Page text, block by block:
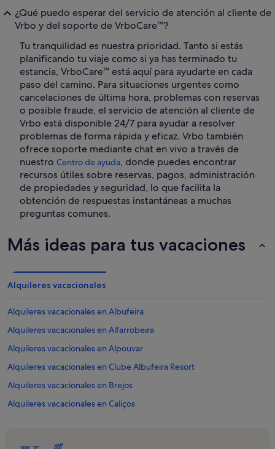
¿Qué puedo esperar del servicio de atención al cliente de
Vrbo y del soporte de VrboCare™?
Tu tranquilidad es nuestra prioridad. Tanto si estás
planificando tu viaje como si ya has terminado tu
estancia, VrboCare™ está aquí para ayudarte en cada
paso del camino. Para situaciones urgentes como
cancelaciones de última hora, problemas con reservas
o posible fraude, el servicio de atención al cliente de
Vrbo está disponible 24/7 para ayudar a resolver
problemas de forma rápida y eficaz. Vrbo también
ofrece soporte mediante chat en vivo a través de
nuestro Centro de ayuda, donde puedes encontrar
recursos útiles sobre reservas, pagos, administración
de propiedades y seguridad, lo que facilita la
obtención de respuestas instantáneas a muchas
preguntas comunes.
Más ideas para tus vacaciones
Alquileres vacacionales
Alquileres vacacionales en Albufeira
Alquileres vacacionales en Alfarrobeira
Alquileres vacacionales en Alpouvar
Alquileres vacacionales en Clube Albufeira Resort
Alquileres vacacionales en Brejos
Alquileres vacacionales en Caliços
Alquileres vacacionales en Centro de Albufeira